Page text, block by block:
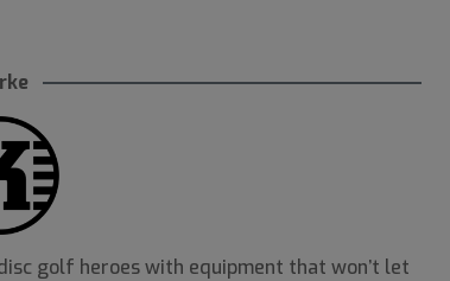
golf heroes with equipment that won’t let